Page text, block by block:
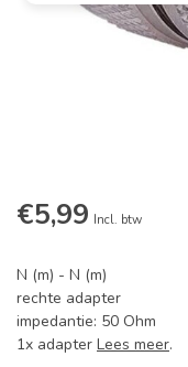
€5,99 Incl. btw
N (m) - N (m)
rechte adapter
impedantie: 50 Ohm
1x adapter Lees meer.